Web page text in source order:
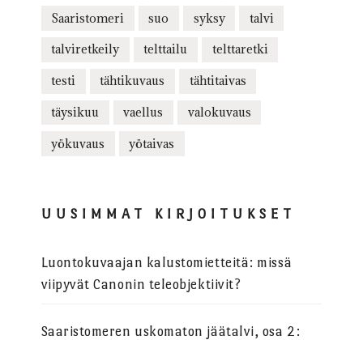
Saaristomeri suo syksy talvi
talviretkeily telttailu telttaretki
testi tähtikuvaus tähtitaivas
täysikuu vaellus valokuvaus
yökuvaus yötaivas
UUSIMMAT KIRJOITUKSET
Luontokuvaajan kalustomietteitä: missä
viipyvät Canonin teleobjektiivit?
Saaristomeren uskomaton jäätalvi, osa 2: